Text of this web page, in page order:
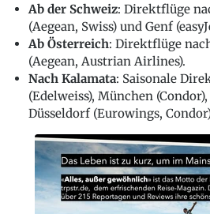
Ab der Schweiz: Direktflüge
(Aegean, Swiss) und Genf
Ab Österreich: Direktflüge
(Aegean, Austrian Airlines).
Nach Kalamata: Saisonale
(Edelweiss), München
Düsseldorf (Eurowings,